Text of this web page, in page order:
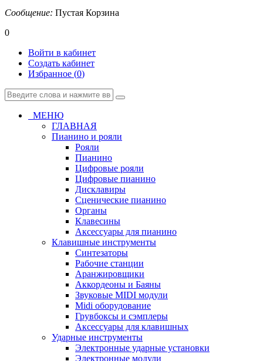
Сообщение: Пустая Корзина
0
Войти в кабинет
Создать кабинет
Избранное (0)
МЕНЮ
ГЛАВНАЯ
Пианино и рояли
Рояли
Пианино
Цифровые рояли
Цифровые пианино
Дисклавиры
Сценические пианино
Органы
Клавесины
Аксессуары для пианино
Клавишные инструменты
Синтезаторы
Рабочие станции
Аранжировщики
Аккордеоны и Баяны
Звуковые MIDI модули
Midi оборудование
Грувбоксы и сэмплеры
Аксессуары для клавишных
Ударные инструменты
Электронные ударные установки
Электронные модули